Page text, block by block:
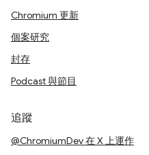
Chromium 更新
個案研究
封存
Podcast 與節目
追蹤
@ChromiumDev 在 X 上運作